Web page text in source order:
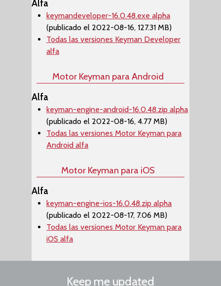
Alfa
keymandeveloper-16.0.48.exe alpha
(publicado el 2022-08-16, 127.31 MB)
Todas las versiones Keyman Developer
alfa
Motor Keyman para Android
Alfa
keyman-engine-android-16.0.48.zip alpha
(publicado el 2022-08-16, 4.77 MB)
Todas las versiones Motor Keyman para
Android alfa
Motor Keyman para iOS
Alfa
keyman-engine-ios-16.0.48.zip alpha
(publicado el 2022-08-17, 7.06 MB)
Todas las versiones Motor Keyman para
iOS alfa
Keep me updated